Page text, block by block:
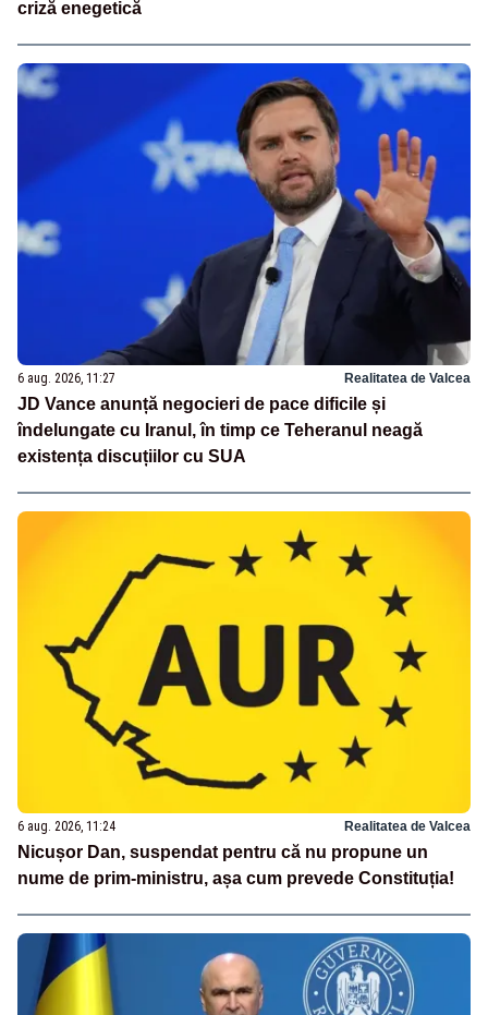
criză enegetică
6 aug. 2026, 11:27 Realitatea de Valcea
JD Vance anunță negocieri de pace dificile și
îndelungate cu Iranul, în timp ce Teheranul neagă
existența discuțiilor cu SUA
6 aug. 2026, 11:24 Realitatea de Valcea
Nicușor Dan, suspendat pentru că nu propune un
nume de prim-ministru, așa cum prevede Constituția!